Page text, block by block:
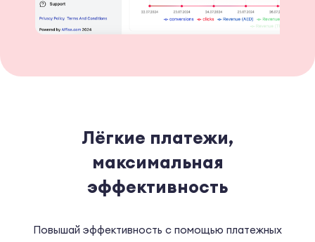
Лёгкие платежи,
максимальная
эффективность
Повышай эффективность с помощью платежных